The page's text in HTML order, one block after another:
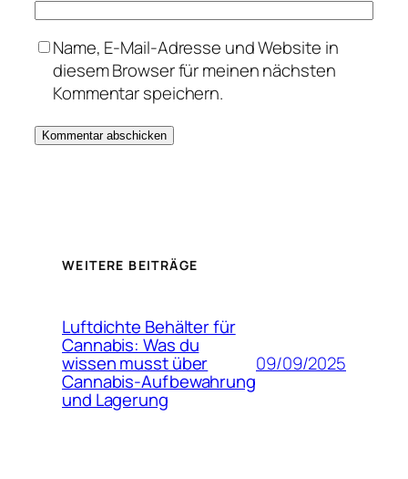
Name, E-Mail-Adresse und Website in
diesem Browser für meinen nächsten
Kommentar speichern.
WEITERE BEITRÄGE
Luftdichte Behälter für
Cannabis: Was du
wissen musst über
Cannabis-Aufbewahrung
und Lagerung
09/09/2025